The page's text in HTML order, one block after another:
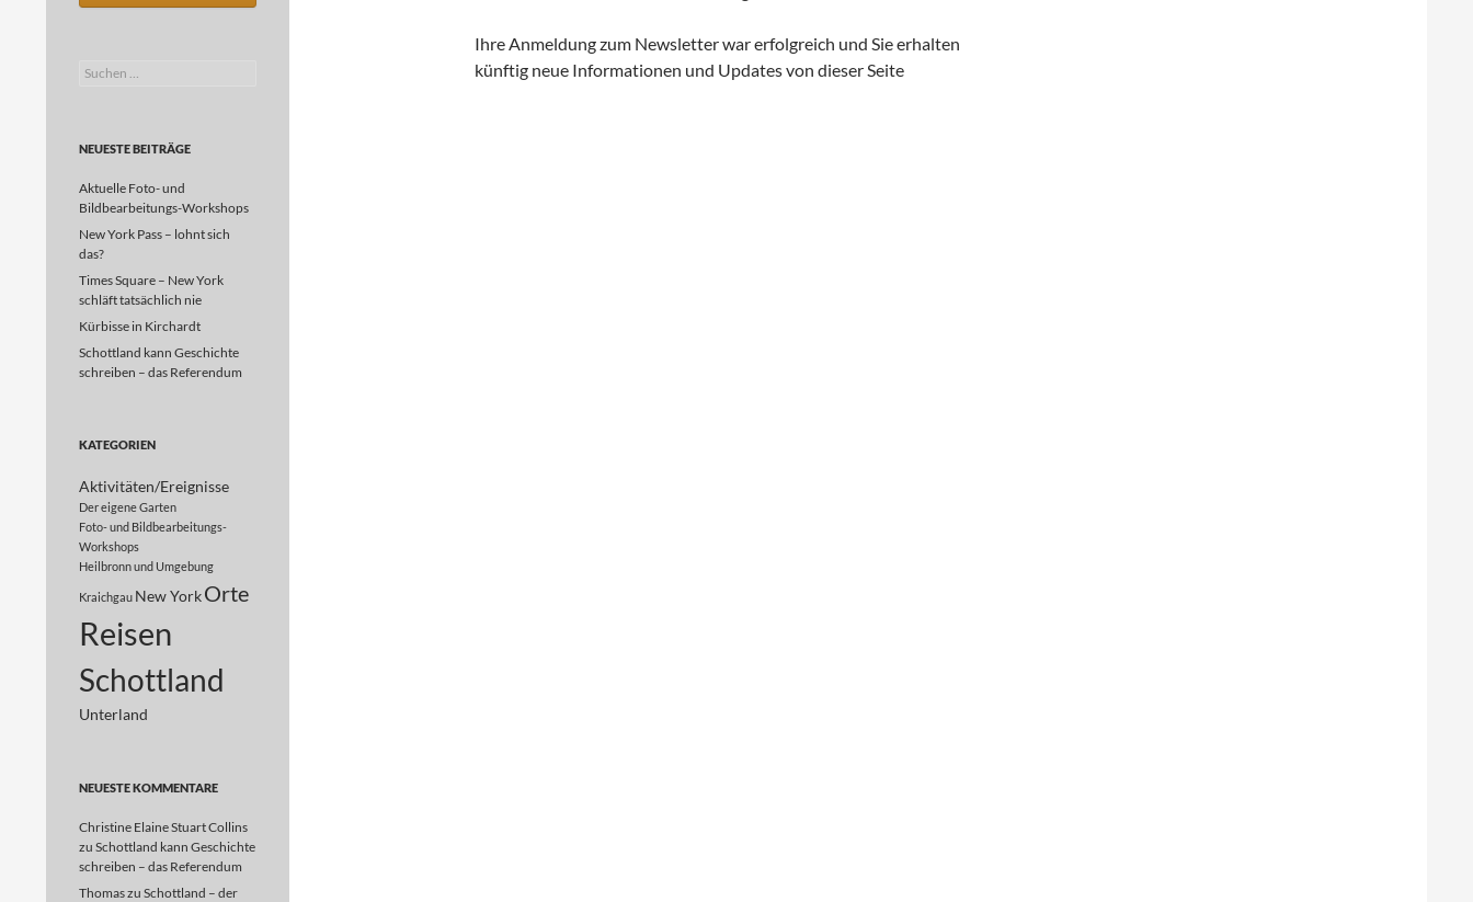
Ihre Anmeldung zum Newsletter war erfolgreich und Sie erhalten
künftig neue Informationen und Updates von dieser Seite
Suchen
NEUESTE BEITRÄGE
Aktuelle Foto- und
Bildbearbeitungs-Workshops
New York Pass – lohnt sich
das?
Times Square – New York
schläft tatsächlich nie
Kürbisse in Kirchardt
Schottland kann Geschichte
schreiben – das Referendum
KATEGORIEN
Aktivitäten/Ereignisse
Der eigene Garten
Foto- und Bildbearbeitungs-
Workshops
Heilbronn und Umgebung
Kraichgau New YorkOrte
Reisen
Schottland
Unterland
NEUESTE KOMMENTARE
Christine Elaine Stuart Collins
zu Schottland kann Geschichte
schreiben – das Referendum
Thomaszu Schottland – der